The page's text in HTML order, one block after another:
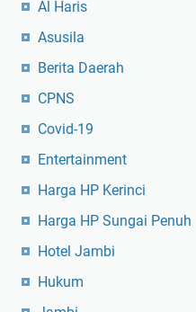
Al Haris
Asusila
Berita Daerah
CPNS
Covid-19
Entertainment
Harga HP Kerinci
Harga HP Sungai Penuh
Hotel Jambi
Hukum